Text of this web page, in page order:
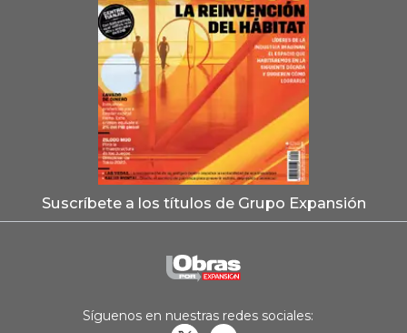
Suscríbete a los títulos de Grupo Expansión
Síguenos en nuestras redes sociales: